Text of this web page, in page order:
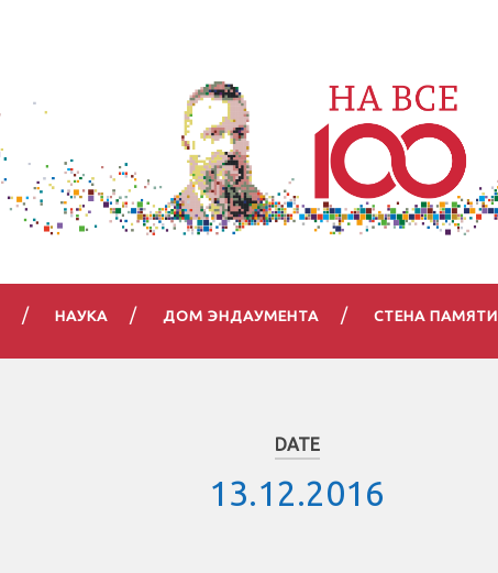
НАУКА ДОМ ЭНДАУМЕНТА СТЕНА ПАМЯТИ
DATE
13.12.2016